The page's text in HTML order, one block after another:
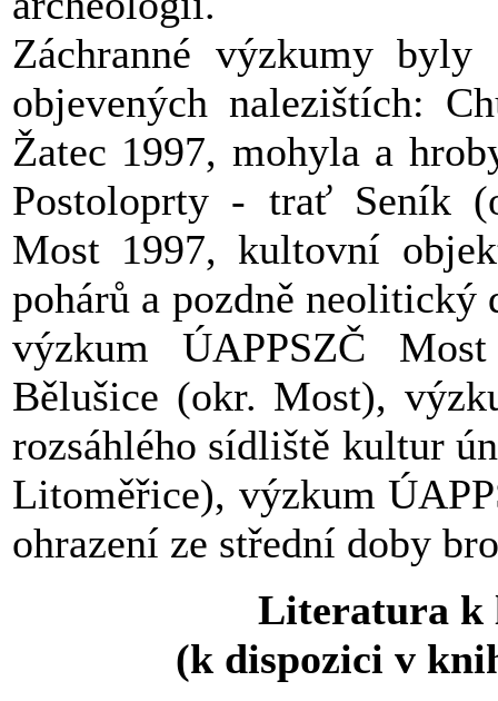
Záchranné výzkumy
objevených nalezištích:
Žatec 1997, mohyla a
Postoloprty - trať Seník
Most 1997, kultovní
pohárů a pozdně
výzkum ÚAPPSZČ
Bělušice (okr. Most),
rozsáhlého sídliště kultur
Litoměřice), výzkum
ohrazení ze střední doby
Literatura k
(k dispozici v